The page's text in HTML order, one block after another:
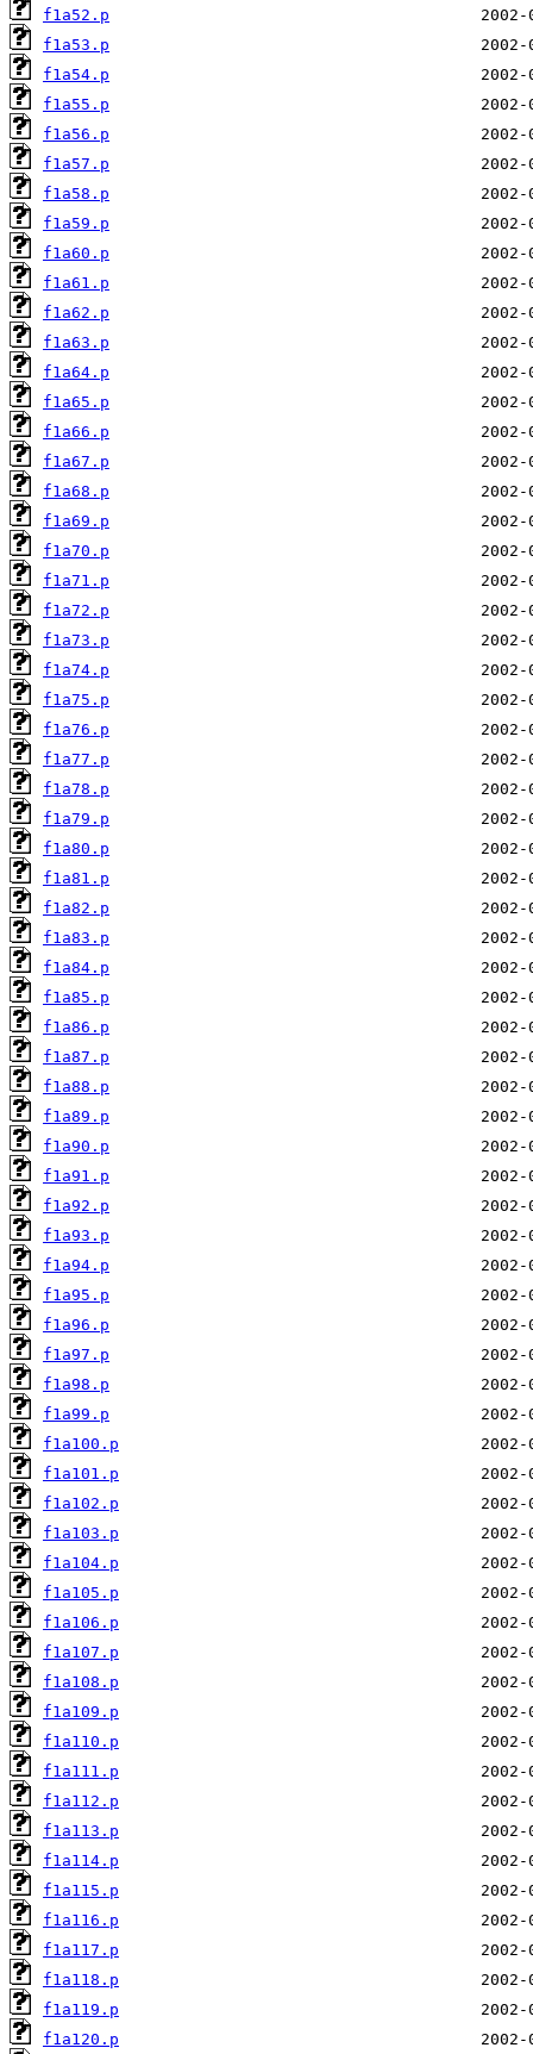
f1a52.p
f1a53.p
f1a54.p
f1a55.p
f1a56.p
f1a57.p
f1a58.p
f1a59.p
f1a60.p
f1a61.p
f1a62.p
f1a63.p
f1a64.p
f1a65.p
f1a66.p
f1a67.p
f1a68.p
f1a69.p
f1a70.p
f1a71.p
f1a72.p
f1a73.p
f1a74.p
f1a75.p
f1a76.p
f1a77.p
f1a78.p
f1a79.p
f1a80.p
f1a81.p
f1a82.p
f1a83.p
f1a84.p
f1a85.p
f1a86.p
f1a87.p
f1a88.p
f1a89.p
f1a90.p
f1a91.p
f1a92.p
f1a93.p
f1a94.p
f1a95.p
f1a96.p
f1a97.p
f1a98.p
f1a99.p
f1a100.p
f1a101.p
f1a102.p
f1a103.p
f1a104.p
f1a105.p
f1a106.p
f1a107.p
f1a108.p
f1a109.p
f1a110.p
f1a111.p
f1a112.p
f1a113.p
f1a114.p
f1a115.p
f1a116.p
f1a117.p
f1a118.p
f1a119.p
f1a120.p